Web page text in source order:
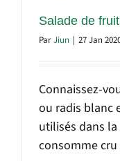
Salade de
ParJiun | 27 Jan
Connaissez-
ou radis blanc
utilisés dans
consomme cru